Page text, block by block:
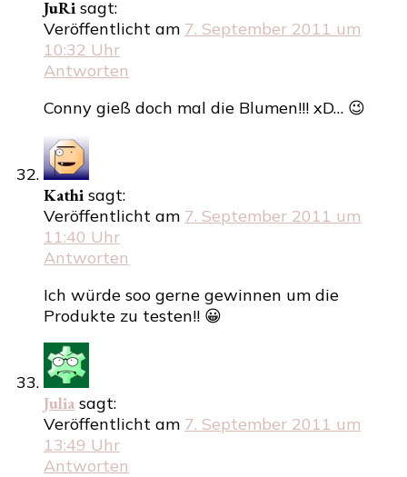
JuRi sagt:
Veröffentlicht am 7. September 2011 um
10:32 Uhr
Antworten
Conny gieß doch mal die Blumen!!! xD… 😉
Kathi sagt:
Veröffentlicht am 7. September 2011 um
11:40 Uhr
Antworten
Ich würde soo gerne gewinnen um die
Produkte zu testen!! 😀
Julia sagt:
Veröffentlicht am 7. September 2011 um
13:49 Uhr
Antworten